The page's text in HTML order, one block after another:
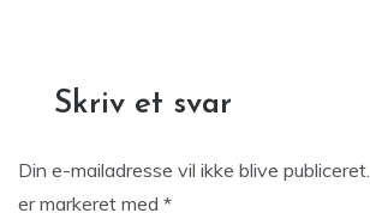
Skriv et svar
Din e-mailadresse vil ikke blive publiceret.
er markeret med *